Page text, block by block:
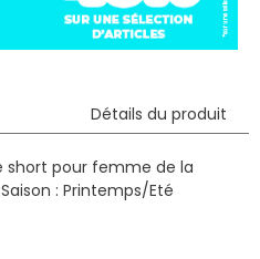
Détails du produit
short pour femme de la
Saison : Printemps/Eté